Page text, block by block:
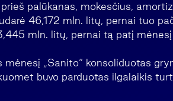
prieš palūkanas, mokesčius,
46,172 mln. litų, pernai tuo
mln. litų, pernai tą patį
mėnesį „Sanito“ konsoliduotas
buvo parduotas ilgalaikis